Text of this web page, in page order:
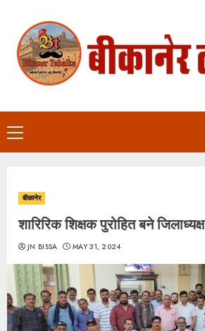
content
Primary
Menu
बीकानेर
शारिरिक शिक्षक पुरोहित बने जिलाध्यक्ष
JN BISSA MAY 31, 2024